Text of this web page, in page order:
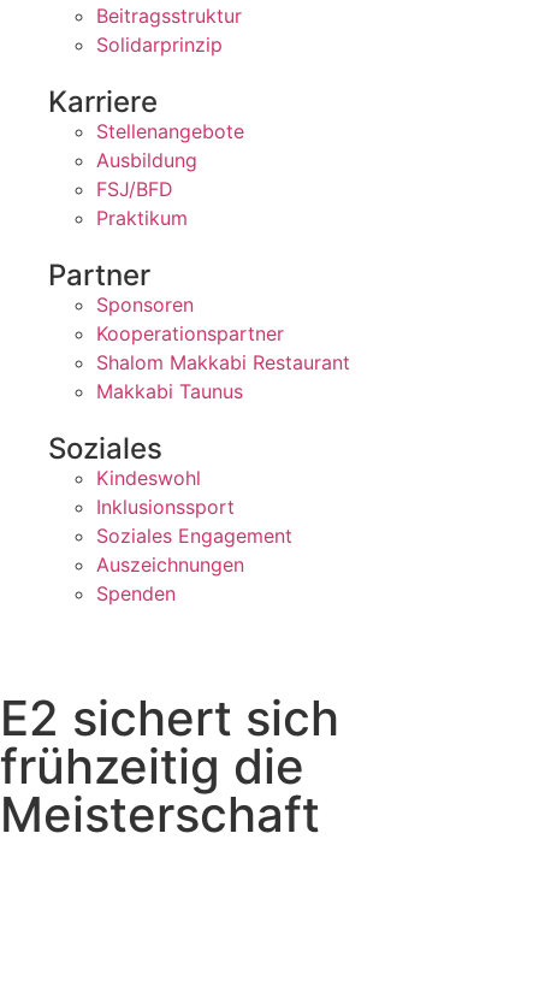
Beitragsstruktur
Solidarprinzip
Karriere
Stellenangebote
Ausbildung
FSJ/BFD
Praktikum
Partner
Sponsoren
Kooperationspartner
Shalom Makkabi Restaurant
Makkabi Taunus
Soziales
Kindeswohl
Inklusionssport
Soziales Engagement
Auszeichnungen
Spenden
E2 sichert sich
frühzeitig die
Meisterschaft